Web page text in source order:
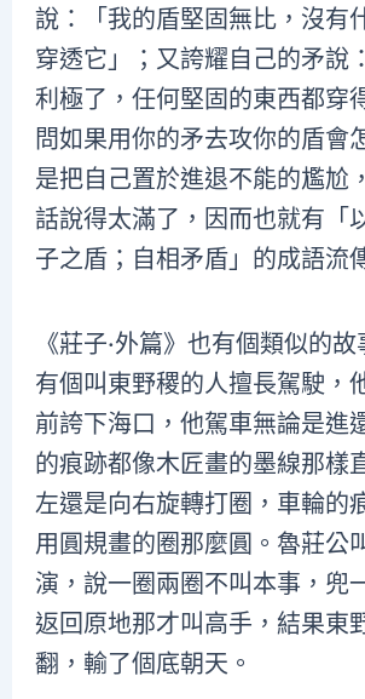
說：「我的盾堅固無比，沒有
穿透它」；又誇耀自己的矛說
利極了，任何堅固的東西都穿
問如果用你的矛去攻你的盾會
是把自己置於進退不能的尷尬
話說得太滿了，因而也就有「
子之盾；自相矛盾」的成語流
《莊子·外篇》也有個類似的
有個叫東野稷的人擅長駕駛，
前誇下海口，他駕車無論是進
的痕跡都像木匠畫的墨線那樣
左還是向右旋轉打圈，車輪的
用圓規畫的圈那麼圓。魯莊公
演，說一圈兩圈不叫本事，兜
返回原地那才叫高手，結果東
翻，輸了個底朝天。